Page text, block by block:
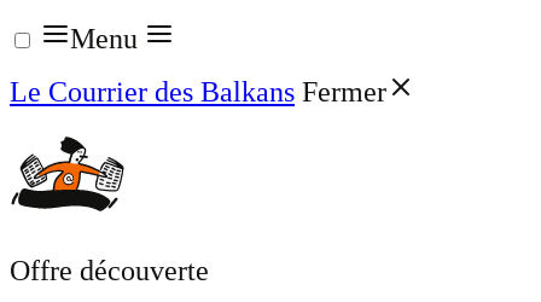
Aller
au
contenu
Menu
Le Courrier des Balkans Fermer
Offre découverte